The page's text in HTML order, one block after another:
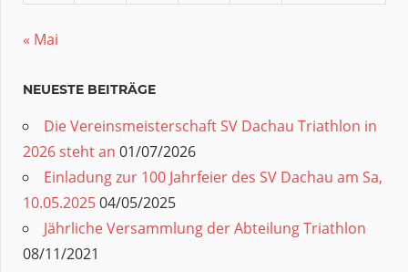
« Mai
NEUESTE BEITRÄGE
Die Vereinsmeisterschaft SV Dachau Triathlon in
2026 steht an 01/07/2026
Einladung zur 100 Jahrfeier des SV Dachau am Sa,
10.05.202504/05/2025
Jährliche Versammlung der Abteilung Triathlon
08/11/2021